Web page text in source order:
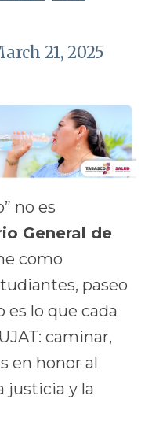
21, 2025
no es
General de
como
paseo
es lo que cada
caminar,
en honor al
justicia y la